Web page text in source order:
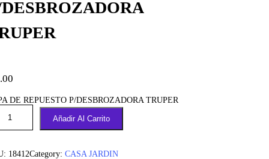
DE REPUESTO P/DESBROZADORA TRUPER
Añadir Al Carrito
18412Category: CASA JARDIN